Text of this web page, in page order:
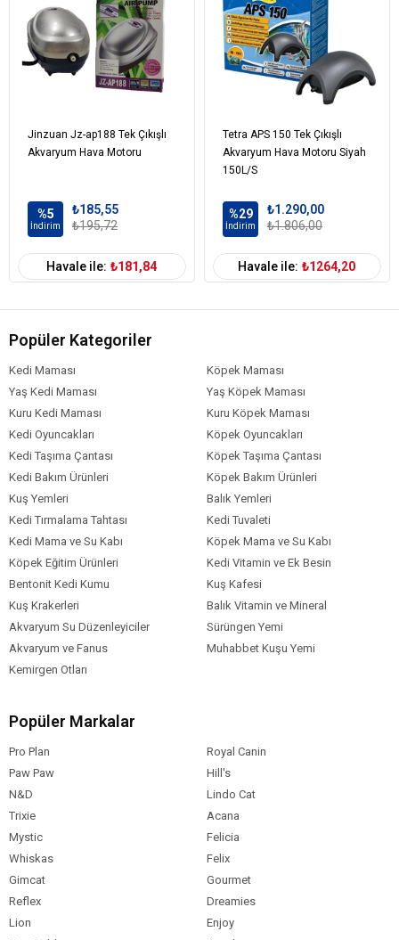
Jinzuan Jz-ap188 Tek Çıkışlı
Akvaryum Hava Motoru
%5
İndirim
₺185,55
₺195,72
Havale ile: ₺181,84
Tetra APS 150 Tek Çıkışlı
Akvaryum Hava Motoru Siyah
150L/S
%29
İndirim
₺1.290,00
₺1.806,00
Havale ile: ₺1264,20
Popüler Kategoriler
Kedi Maması
Köpek Maması
Yaş Kedi Maması
Yaş Köpek Maması
Kuru Kedi Maması
Kuru Köpek Maması
Kedi Oyuncakları
Köpek Oyuncakları
Kedi Taşıma Çantası
Köpek Taşıma Çantası
Kedi Bakım Ürünleri
Köpek Bakım Ürünleri
Kuş Yemleri
Balık Yemleri
Kedi Tırmalama Tahtası
Kedi Tuvaleti
Kedi Mama ve Su Kabı
Köpek Mama ve Su Kabı
Köpek Eğitim Ürünleri
Kedi Vitamin ve Ek Besin
Bentonit Kedi Kumu
Kuş Kafesi
Kuş Krakerleri
Balık Vitamin ve Mineral
Akvaryum Su Düzenleyiciler
Sürüngen Yemi
Akvaryum ve Fanus
Muhabbet Kuşu Yemi
Kemirgen Otları
Popüler Markalar
Pro Plan
Royal Canin
Paw Paw
Hill's
N&D
Lindo Cat
Trixie
Acana
Mystic
Felicia
Whiskas
Felix
Gimcat
Gourmet
Reflex
Dreamies
Lion
Enjoy